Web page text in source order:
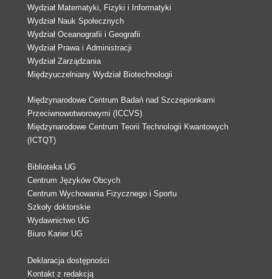
Wydział Matematyki, Fizyki i Informatyki
Wydział Nauk Społecznych
Wydział Oceanografii i Geografii
Wydział Prawa i Administracji
Wydział Zarządzania
Międzyuczelniany Wydział Biotechnologii
Międzynarodowe Centrum Badań nad Szczepionkami
Przeciwnowotworowymi (ICCVS)
Międzynarodowe Centrum Teorii Technologii Kwantowych
(ICTQT)
Biblioteka UG
Centrum Języków Obcych
Centrum Wychowania Fizycznego i Sportu
Szkoły doktorskie
Wydawnictwo UG
Biuro Karier UG
Deklaracja dostępności
Kontakt z redakcją